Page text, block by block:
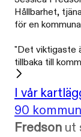
Hållbarhet,
för en
"Det viktigaste
tillbaka till
I vår
90
Fredson ut